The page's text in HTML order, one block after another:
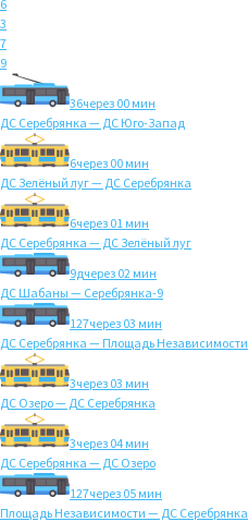
6
3
7
9
36через 00 мин
ДС Серебрянка — ДС Юго-Запад
6через 00 мин
ДС Зелёный луг — ДС Серебрянка
6через 01 мин
ДС Серебрянка — ДС Зелёный луг
9дчерез 02 мин
ДС Шабаны — Серебрянка-9
127через 03 мин
ДС Серебрянка — Площадь Независимости
3через 03 мин
ДС Озеро — ДС Серебрянка
3через 04 мин
ДС Серебрянка — ДС Озеро
127через 05 мин
Площадь Независимости — ДС Серебрянка